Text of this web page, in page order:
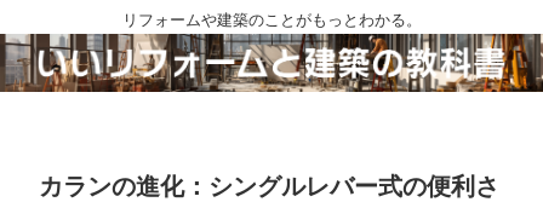
リフォームや建築のことがもっとわかる。
カランの進化：シングルレバー式の便利さ